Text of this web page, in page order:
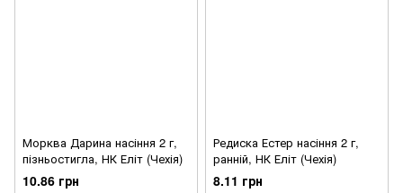
Морква Дарина насіння 2 г,
пізньостигла, НК Еліт (Чехія)
10.86 грн
Редиска Естер насіння 2 г,
ранній, НК Еліт (Чехія)
8.11 грн